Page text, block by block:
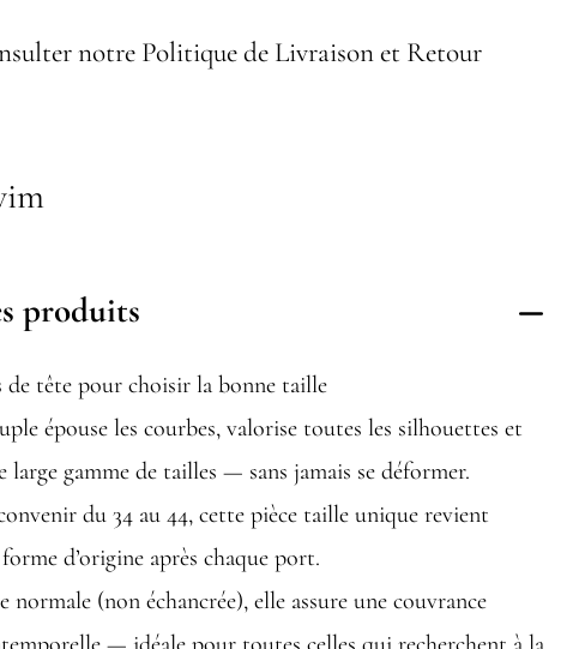
notre Politique de Livraison et Retour
produits
de tête pour choisir la bonne taille
épouse les courbes, valorise toutes les silhouettes et
large gamme de tailles — sans jamais se déformer.
du 34 au 44, cette pièce taille unique revient
d’origine après chaque port.
normale (non échancrée), elle assure une couvrance